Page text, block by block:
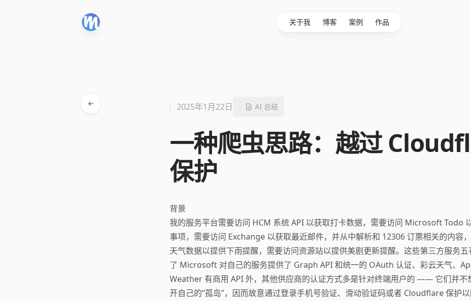
关于我 博客 案例 作品
一种爬虫思路：越过
保护
2025年1月22日 · AI 总结
背景
我的服务平台需要访问 HCM 系统 API 以获取打卡数据，需要访问 Microsoft Todo
事项，需要访问 Exchange 以获取最近邮件，并从中解析和 12306 订票相关的内容
天气数据以提供下雨提醒，需要访问资源站以提供美剧更新提醒。这些第三方服务
了 Microsoft 对自己的服务提供了 Graph API 和统一的 OAuth 认证、彩云天气、
Weather 有商用 API 外，其他供应商的认证方式多是针对终端用户的 —— 它们并不
开自己的“孤岛”，因而故意通过登录手机号验证、滑动验证码或者 Cloudflare 保护